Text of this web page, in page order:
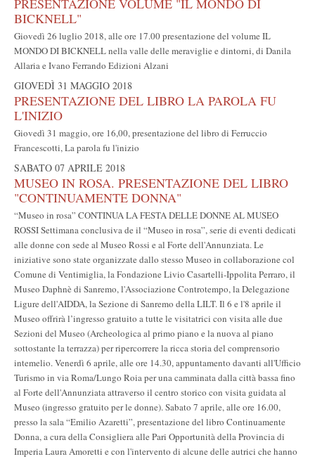
PRESENTAZIONE VOLUME "IL MONDO DI
BICKNELL"
Giovedì 26 luglio 2018, alle ore 17.00 presentazione del volume IL
MONDO DI BICKNELL nella valle delle meraviglie e dintorni, di Danila
Allaria e Ivano Ferrando Edizioni Alzani
GIOVEDÌ 31 MAGGIO 2018
PRESENTAZIONE DEL LIBRO LA PAROLA FU
L'INIZIO
Giovedì 31 maggio, ore 16,00, presentazione del libro di Ferruccio
Francescotti, La parola fu l'inizio
SABATO 07 APRILE 2018
MUSEO IN ROSA. PRESENTAZIONE DEL LIBRO
"CONTINUAMENTE DONNA"
“Museo in rosa” CONTINUA LA FESTA DELLE DONNE AL MUSEO
ROSSI Settimana conclusiva de il “Museo in rosa”, serie di eventi dedicati
alle donne con sede al Museo Rossi e al Forte dell'Annunziata. Le
iniziative sono state organizzate dallo stesso Museo in collaborazione col
Comune di Ventimiglia, la Fondazione Livio Casartelli-Ippolita Perraro, il
Museo Daphnè di Sanremo, l'Associazione Controtempo, la Delegazione
Ligure dell'AIDDA, la Sezione di Sanremo della LILT. Il 6 e l'8 aprile il
Museo offrirà l’ingresso gratuito a tutte le visitatrici con visita alle due
Sezioni del Museo (Archeologica al primo piano e la nuova al piano
sottostante la terrazza) per ripercorrere la ricca storia del comprensorio
intemelio. Venerdì 6 aprile, alle ore 14.30, appuntamento davanti all'Ufficio
Turismo in via Roma/Lungo Roia per una camminata dalla città bassa fino
al Forte dell'Annunziata attraverso il centro storico con visita guidata al
Museo (ingresso gratuito per le donne). Sabato 7 aprile, alle ore 16.00,
presso la sala “Emilio Azaretti”, presentazione del libro Continuamente
Donna, a cura della Consigliera alle Pari Opportunità della Provincia di
Imperia Laura Amoretti e con l'intervento di alcune delle autrici che hanno